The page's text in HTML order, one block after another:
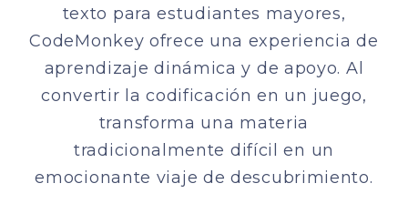
texto para estudiantes mayores,
CodeMonkey ofrece una experiencia de
aprendizaje dinámica y de apoyo. Al
convertir la codificación en un juego,
transforma una materia
tradicionalmente difícil en un
emocionante viaje de descubrimiento.